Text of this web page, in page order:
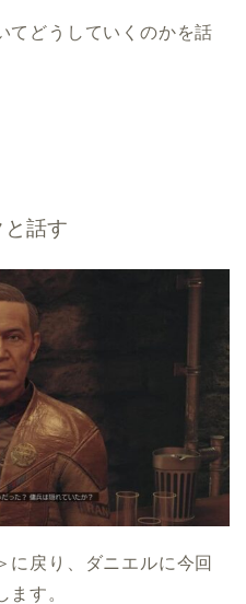
てどうしていくのかを話
話す
に戻り、ダニエルに今回
す。